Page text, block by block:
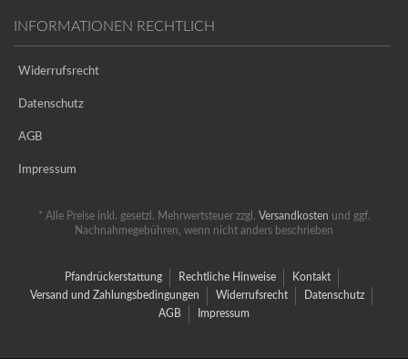
INFORMATIONEN RECHTLICH
Widerrufsrecht
Datenschutz
AGB
Impressum
* Alle Preise inkl. gesetzl. Mehrwertsteuer zzgl. Versandkosten und ggf.
Nachnahmegebühren, wenn nicht anders beschrieben
Pfandrückerstattung Rechtliche Hinweise
Kontakt
Versand und Zahlungsbedingungen
Widerrufsrecht
Datenschutz
AGB
Impressum